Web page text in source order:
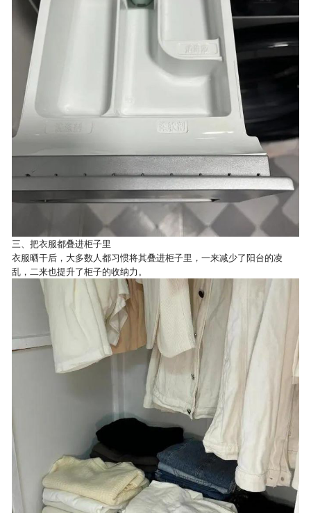
三、把衣服都叠进柜子里
衣服晒干后，大多数人都习惯将其叠进柜子里，一来减少了阳台的凌
乱，二来也提升了柜子的收纳力。